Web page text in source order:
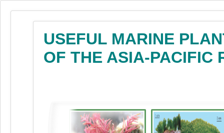
USEFUL MARINE
OF THE ASIA-PACIFIC